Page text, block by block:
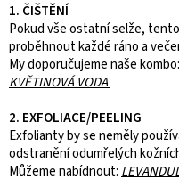
1. ČIŠTĚNÍ
Pokud vše ostatní selže,
proběhnout každé ráno a
My doporučujeme naše kombo:
KVĚTINOVÁ VODA
2. EXFOLIACE/PEELING
Exfolianty by se neměly
odstranění odumřelých
Můžeme nabídnout: